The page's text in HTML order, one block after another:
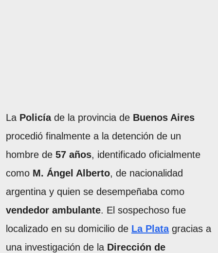
La Policíade la provincia de Buenos Aires
procedió finalmente a la detención de un
hombre de 57 años, identificado oficialmente
como M. Ángel Alberto, de nacionalidad
argentina y quien se desempeñaba como
vendedor ambulante. El sospechoso fue
localizado en su domicilio de La Platagracias a
una investigación de la Dirección de